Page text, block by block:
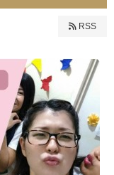
RSS